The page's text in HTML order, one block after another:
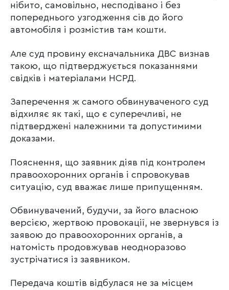
нібито, самовільно, несподівано і без
попереднього узгодження сів до його
автомобіля і розмістив там кошти.
Але суд провину ексначальника ДВС визнав
такою, що підтверджується показаннями
свідків і матеріалами НСРД.
Заперечення ж самого обвинуваченого суд
відхиляє як такі, що є суперечливі, не
підтверджені належними та допустимими
доказами.
Пояснення, що заявник діяв під контролем
правоохоронних органів і спровокував
ситуацію, суд вважає лише припущенням.
Обвинувачений, будучи, за його власною
версією, жертвою провокації, не звернувся із
заявою до правоохоронних органів, а
натомість продовжував неодноразово
зустрічатися із заявником.
Передача коштів відбулася не за місцем